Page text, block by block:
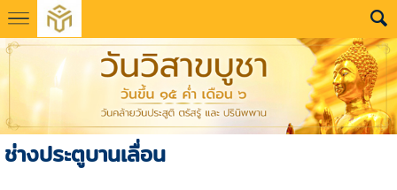
ช่างประตูบานเลื่อน